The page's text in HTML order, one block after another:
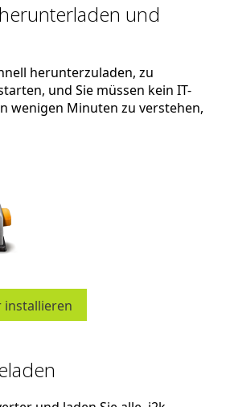
und
herunterzuladen, zu
und Sie müssen kein IT-
wenigen Minuten zu verstehen,
installieren